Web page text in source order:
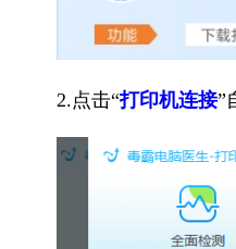
2.点击“打印机连接”